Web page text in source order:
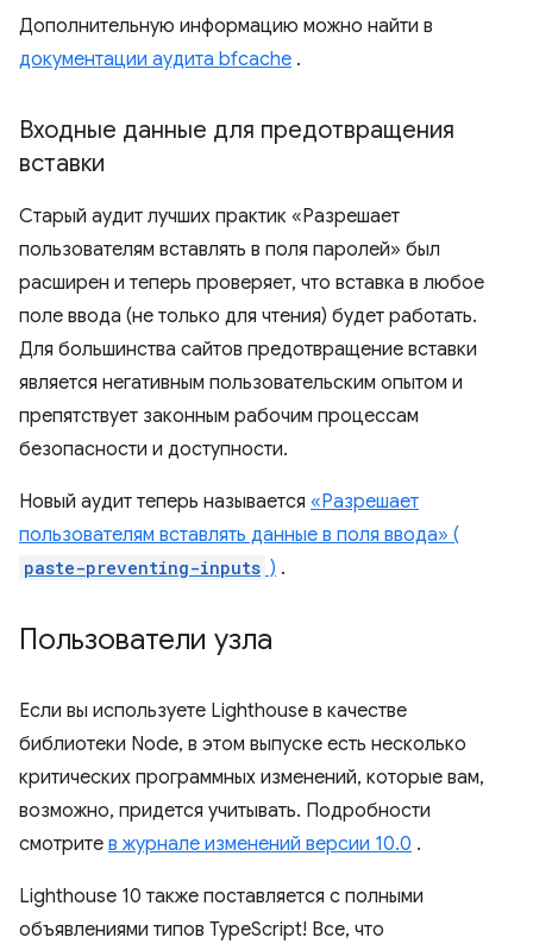
Дополнительную информацию можно найти в
документации аудита bfcache .
Входные данные для предотвращения
вставки
Старый аудит лучших практик «Разрешает
пользователям вставлять в поля паролей» был
расширен и теперь проверяет, что вставка в любое
поле ввода (не только для чтения) будет работать.
Для большинства сайтов предотвращение вставки
является негативным пользовательским опытом и
препятствует законным рабочим процессам
безопасности и доступности.
Новый аудит теперь называется «Разрешает
пользователям вставлять данные в поля ввода» (
paste-preventing-inputs ) .
Пользователи узла
Если вы используете Lighthouse в качестве
библиотеки Node, в этом выпуске есть несколько
критических программных изменений, которые вам,
возможно, придется учитывать. Подробности
смотрите в журнале изменений версии 10.0 .
Lighthouse 10 также поставляется с полными
объявлениями типов TypeScript! Все, что